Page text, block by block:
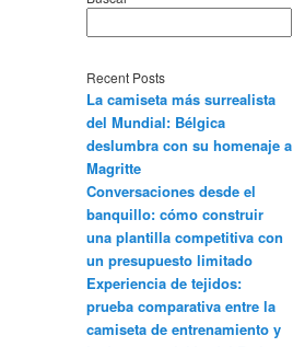
Recent Posts
La camiseta más surrealista
del Mundial: Bélgica
deslumbra con su homenaje a
Magritte
Conversaciones desde el
banquillo: cómo construir
una plantilla competitiva con
un presupuesto limitado
Experiencia de tejidos:
prueba comparativa entre la
camiseta de entrenamiento y